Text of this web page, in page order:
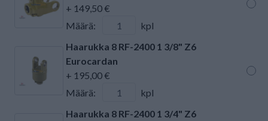
+ 149,50 €
Määrä:
kpl
Haarukka 8 RF-2400 1 3/8" Z6
Eurocardan
+ 195,00 €
Määrä:
kpl
Haarukka 8 RF-2400 1 3/4" Z6